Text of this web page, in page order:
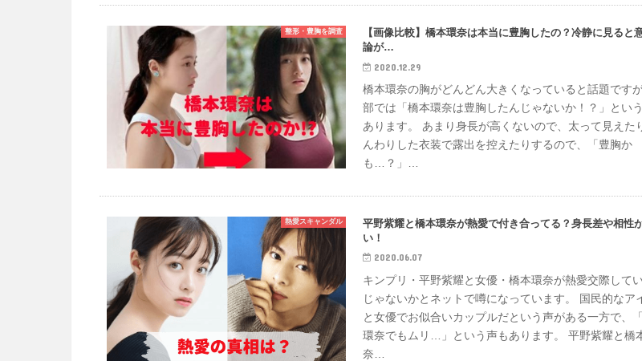
整形・豊胸を調査
【画像比較】橋本環奈は本当に豊胸したの？冷静に見ると
論が…
2020.12.29
橋本環奈の胸がどんどん大きくなっていると話題です
部では「橋本環奈は豊胸したんじゃないか！？」とい
あります。 あまり身長が高くないので、太って見えた
んわりした衣装で露出を控えたりするので、「豊胸か
も…？」…
熱愛スキャンダル
平野紫耀と橋本環奈が熱愛で付き合ってる？身長差や相性
い！
2020.06.07
キンプリ・平野紫耀と女優・橋本環奈が熱愛交際して
じゃないかとネットで噂になっています。 国民的なア
と女優でお似合いカップルだという声がある一方で、
環奈でもムリ…」という声もあります。 平野紫耀と橋
奈…